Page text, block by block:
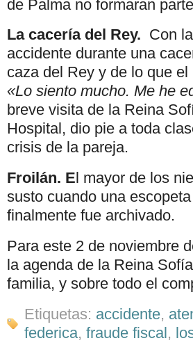
de Palma no formaran
La cacería del Rey. Con
accidente durante una
caza del Rey y de lo que
«Lo siento mucho. Me he
breve visita de la Reina
Hospital, dio pie a toda
crisis de la pareja.
Froilán. El mayor de los
susto cuando una
finalmente fue archivado.
Para este 2 de noviembre
la agenda de la Reina
familia, y sobre todo el
Etiquetas: accidente,
federica, fraude fiscal,